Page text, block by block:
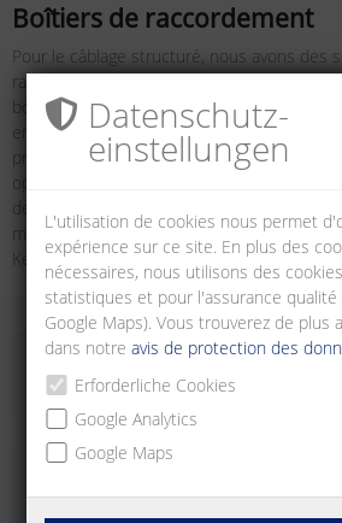
Boîtiers de raccordement
Pour le câblage structuré, nous avons des
raccordement garantissant une flexibilité
boîtiers de raccordement modulaires ou
encastrées ou de connexions pour le profilé
proposons des possibilités pour les
optique avec différents nombres de ports
de performance. En plus des solutions
modulaire, nous proposons également une
Keystone.
Datenschutz­
einstellungen
L'utilisation de cookies nous permet
expérience sur ce site. En plus des
nécessaires, nous utilisons des
statistiques et pour l'assurance qualité
Google Maps). Vous trouverez de plus
dans notreavis de protection des
Erforderliche Cookies
Google Analytics
Google Maps